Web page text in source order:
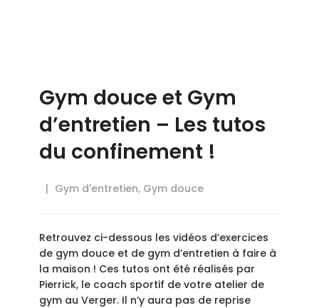
Gym douce et Gym
d’entretien – Les tutos
du confinement !
Gym d'entretien, Gym douce
Retrouvez ci-dessous les vidéos d’exercices
de gym douce et de gym d’entretien à faire à
la maison ! Ces tutos ont été réalisés par
Pierrick, le coach sportif de votre atelier de
gym au Verger. Il n’y aura pas de reprise